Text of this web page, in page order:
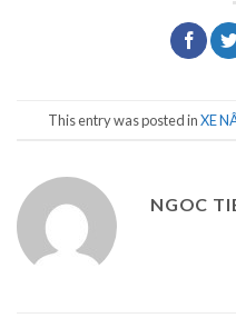
This entry was posted inXE
NGOC